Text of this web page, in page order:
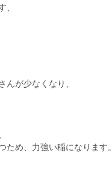
、
んが少なくなり、
め、力強い稲になります。